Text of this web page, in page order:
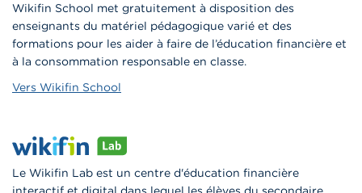
Wikifin School met gratuitement à disposition des
enseignants du matériel pédagogique varié et des
formations pour les aider à faire de l’éducation financière et
à la consommation responsable en classe.
Vers Wikifin School
Le Wikifin Lab est un centre d'éducation financière